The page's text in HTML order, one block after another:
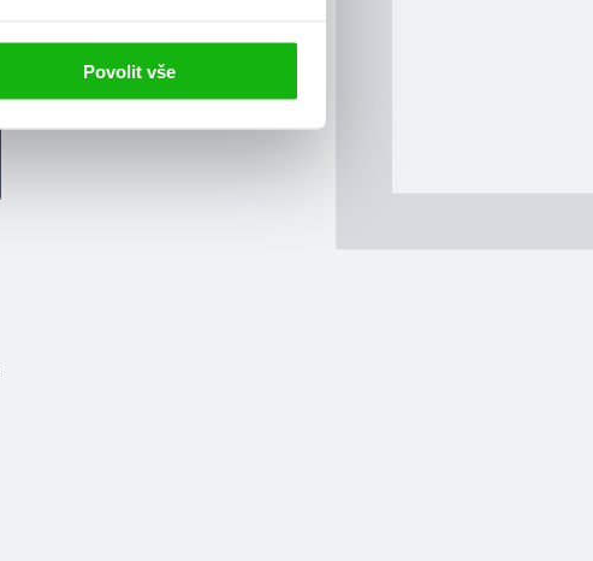
Povolit vše